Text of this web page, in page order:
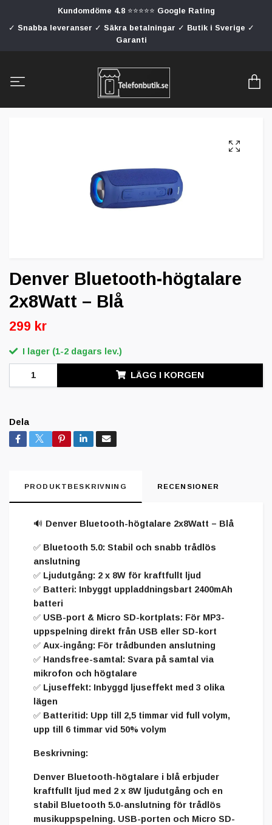
Kundomdöme 4.8 ⭐⭐⭐⭐⭐ Google Rating
✓ Snabba leveranser ✓ Säkra betalningar ✓ Butik i Sverige ✓
Garanti
Denver Bluetooth-högtalare
2x8Watt – Blå
299 kr
I lager (1-2 dagars lev.)
LÄGG I KORGEN
Dela
PRODUKTBESKRIVNING RECENSIONER
🔊 Denver Bluetooth-högtalare 2x8Watt – Blå
✅ Bluetooth 5.0: Stabil och snabb trådlös
anslutning
✅ Ljudutgång: 2 x 8W för kraftfullt ljud
✅ Batteri: Inbyggt uppladdningsbart 2400mAh
batteri
✅ USB-port & Micro SD-kortplats: För MP3-
uppspelning direkt från USB eller SD-kort
✅ Aux-ingång: För trådbunden anslutning
✅ Handsfree-samtal : Svara på samtal via
mikrofon och högtalare
✅ Ljuseffekt: Inbyggd ljuseffekt med 3 olika
lägen
✅ Batteritid : Upp till 2,5 timmar vid full volym,
upp till 6 timmar vid 50% volym
Beskrivning:
Denver Bluetooth-högtalare i blå erbjuder
kraftfullt ljud med 2 x 8W ljudutgång och en
stabil Bluetooth 5.0-anslutning för trådlös
musikuppspelning. USB-porten och Micro SD-